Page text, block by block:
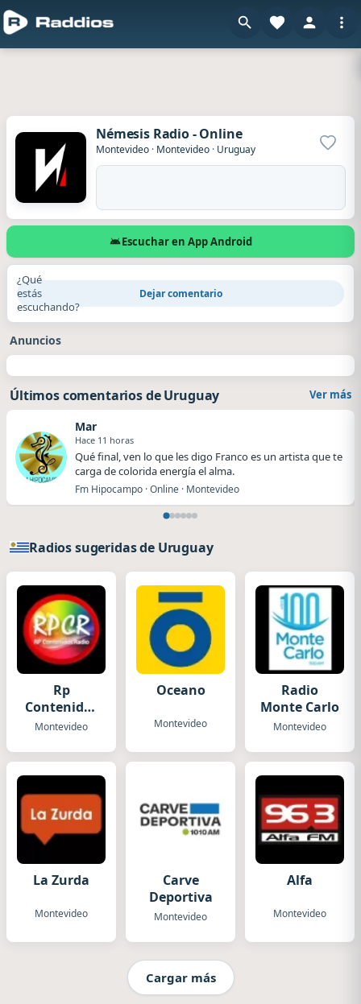
Némesis Radio - Online
Montevideo · Montevideo · Uruguay
Escuchar en App Android
¿Qué
estás
escuchando?
Dejar comentario
Anuncios
Últimos comentarios de Uruguay Ver más
Mar
Hace 11 horas
Qué final, ven lo que les digo Franco es un artista que te
carga de colorida energía el alma.
Fm Hipocampo · Online · Montevideo
Radios sugeridas de Uruguay
Rp
Contenidos
Radio
Montevideo
Oceano
Montevideo
Radio
Monte Carlo
Montevideo
La Zurda
Montevideo
Carve
Deportiva
Montevideo
Alfa
Montevideo
Cargar más